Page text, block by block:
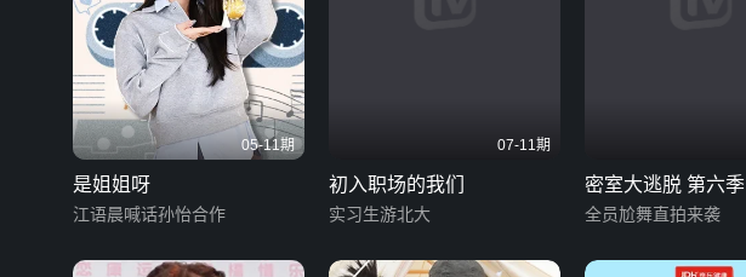
05-11期
是姐姐呀
江语晨喊话孙怡合作
07-11期
初入职场的我们
实习生游北大
密室大逃脱 第六季
全员尬舞直拍来袭